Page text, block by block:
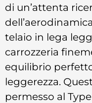
di un’attenta
telaio in lega
carrozzeria
equilibrio
leggerezza.
permesso al